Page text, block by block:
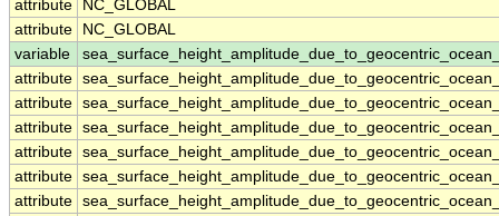
attribute
NC_GLOBAL
attribute
NC_GLOBAL
variable
attribute
attribute
attribute
attribute
attribute
attribute